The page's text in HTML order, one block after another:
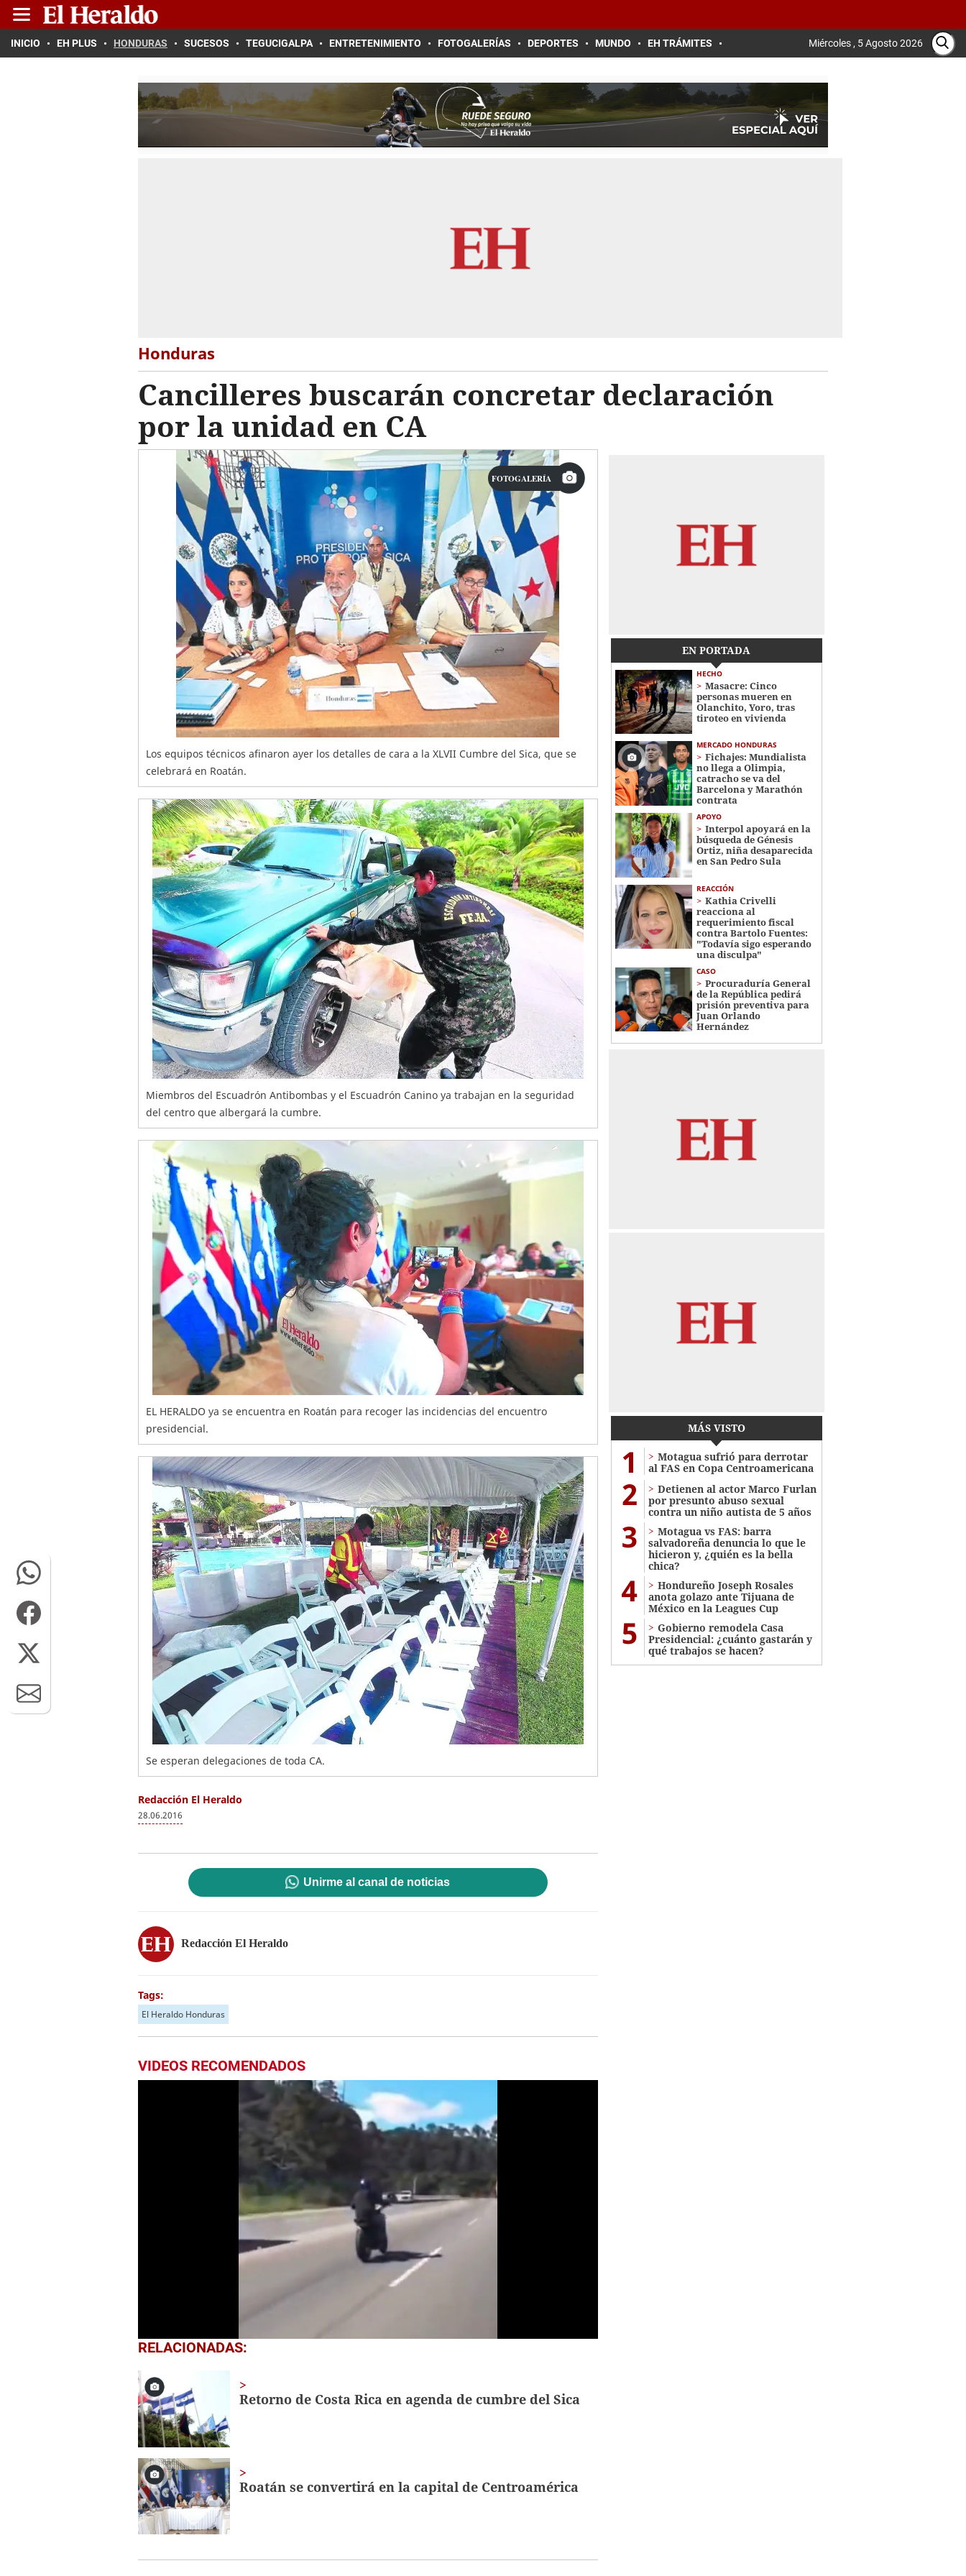
INICIO EH PLUS HONDURAS SUCESOS TEGUCIGALPA ENTRETENIMIENTO FOTOGALERÍAS DEPORTES MUNDO EH TRÁMITES Miércoles , 5 Agosto 2026
Honduras
Cancilleres buscarán concretar declaración
por la unidad en CA
FOTOGALERÍA
Los equipos técnicos afinaron ayer los detalles de cara a la XLVII Cumbre del Sica, que se
celebrará en Roatán.
Miembros del Escuadrón Antibombas y el Escuadrón Canino ya trabajan en la seguridad
del centro que albergará la cumbre.
EL HERALDO ya se encuentra en Roatán para recoger las incidencias del encuentro
presidencial.
Se esperan delegaciones de toda CA.
Redacción El Heraldo
28.06.2016
Unirme al canal de noticias
Redacción El Heraldo
Tags:
El Heraldo Honduras
VIDEOS RECOMENDADOS
0
seconds
30
seconds
Volume
0%
RELACIONADAS:
Retorno de Costa Rica en agenda de cumbre del Sica
Roatán se convertirá en la capital de Centroamérica
EN PORTADA
HECHO
Masacre: Cinco
personas mueren en
Olanchito, Yoro, tras
tiroteo en vivienda
MERCADO HONDURAS
Fichajes: Mundialista
no llega a Olimpia,
catracho se va del
Barcelona y Marathón
contrata
APOYO
Interpol apoyará en la
búsqueda de Génesis
Ortiz, niña desaparecida
en San Pedro Sula
REACCIÓN
Kathia Crivelli
reacciona al
requerimiento fiscal
contra Bartolo Fuentes:
"Todavía sigo esperando
una disculpa"
CASO
Procuraduría General
de la República pedirá
prisión preventiva para
Juan Orlando
Hernández
MÁS VISTO
1
Motagua sufrió para derrotar
al FAS en Copa Centroamericana
2
Detienen al actor Marco Furlan
por presunto abuso sexual
contra un niño autista de 5 años
3
Motagua vs FAS: barra
salvadoreña denuncia lo que le
hicieron y, ¿quién es la bella
chica?
4
Hondureño Joseph Rosales
anota golazo ante Tijuana de
México en la Leagues Cup
5
Gobierno remodela Casa
Presidencial: ¿cuánto gastarán y
qué trabajos se hacen?